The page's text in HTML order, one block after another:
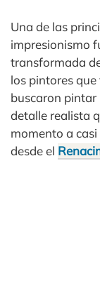
Una de las
impresionismo
transformada
los pintores
buscaron pintar
detalle realista
momento a
desde el